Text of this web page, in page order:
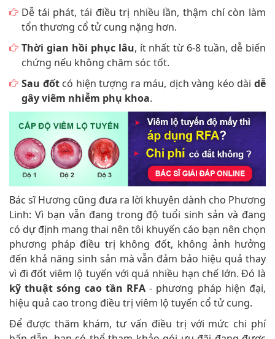
Dễ tái phát, tái điều trị nhiều lần, thậm chí còn làm
tổn thương cổ tử cung nặng hơn.
Thời gian hồi phục lâu, ít nhất từ 6-8 tuần, dễ biến
chứng nếu không chăm sóc tốt.
Sau đốt có hiện tượng ra máu, dịch vàng kéo dàidễ
gây viêm nhiễm phụ khoa.
Bác sĩ Hương cũng đưa ra lời khuyên dành cho Phương
Linh: Vì bạn vẫn đang trong độ tuổi sinh sản và đang
có dự định mang thai nên tôi khuyến cáo bạn nên chọn
phương pháp điều trị không đốt, không ảnh hưởng
đến khả năng sinh sản mà vẫn đảm bảo hiệu quả thay
vì đi đốt viêm lộ tuyến với quá nhiều hạn chế lớn. Đó là
kỹ thuật sóng cao tần RFA - phương pháp hiện đại,
hiệu quả cao trong điều trị viêm lộ tuyến cổ tử cung.
Để được thăm khám, tư vấn điều trị với mức chi phí